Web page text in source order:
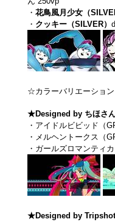
・ 花鳥風月少女（
・ クッキー（SILVER）
☆カラーバリエーション
★Designed by ちほさ
・アイドルビビッド（
・メルヘントークス（
・ガールズロマンティ
★Designed by